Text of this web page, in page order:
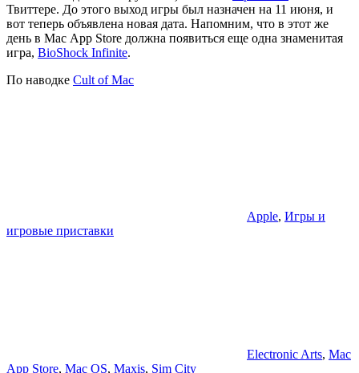
Твиттере. До этого выход игры был назначен на 11 июня, и
вот теперь объявлена новая дата. Напомним, что в этот же
день в Mac App Store должна появиться еще одна знаменитая
игра, BioShock Infinite.
По наводке Cult of Mac
Apple, Игры и
игровые приставки
Electronic Arts, Mac
App Store, Mac OS, Maxis, Sim City